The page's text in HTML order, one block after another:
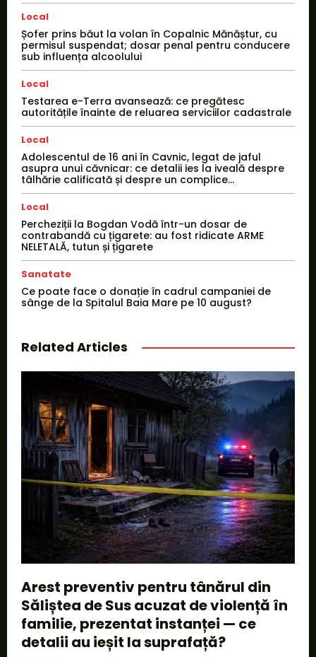
Local
Șofer prins băut la volan în Copalnic Mănăștur, cu
permisul suspendat; dosar penal pentru conducere
sub influența alcoolului
Local
Testarea e-Terra avansează: ce pregătesc
autoritățile înainte de reluarea serviciilor cadastrale
Local
Adolescentul de 16 ani în Cavnic, legat de jaful
asupra unui căvnicar: ce detalii ies la iveală despre
tâlhărie calificată și despre un complice...
Local
Percheziții la Bogdan Vodă într-un dosar de
contrabandă cu țigarete: au fost ridicate ARME
NELETALĂ, tutun și țigarete
Sanatate
Ce poate face o donație în cadrul campaniei de
sânge de la Spitalul Baia Mare pe 10 august?
Related Articles
Arest preventiv pentru tânărul din
Săliștea de Sus acuzat de violență în
familie, prezentat instanței — ce
detalii au ieșit la suprafață?